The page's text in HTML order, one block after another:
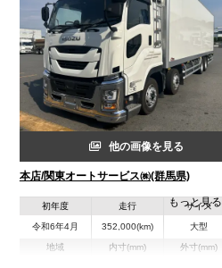
他の画像を見る
本店/関東オートサービス㈱(群馬県)
初年度
令和6年4月
走行
352,000(km)
サイズ
大型
地域 内寸(mm) 外寸(mm)
もっと見る